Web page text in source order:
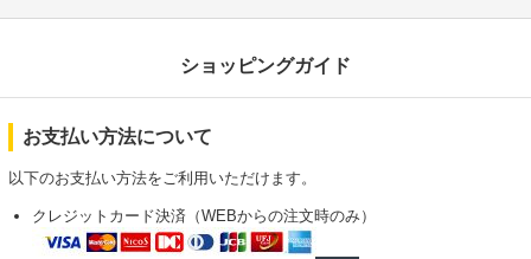
ショッピングガイド
お支払い方法について
以下のお支払い方法をご利用いただけます。
クレジットカード決済（WEBからの注文時のみ）